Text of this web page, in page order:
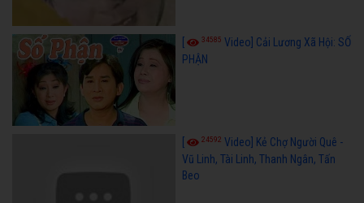
34585 Video] Cải Lương Xã Hội: SỐ
PHẬN
24592 Video] Kẻ Chợ Người Quê -
Vũ Linh, Tài Linh, Thanh Ngân, Tấn
Beo